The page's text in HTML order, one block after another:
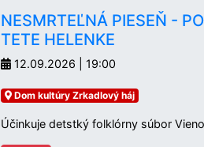
NESMRTEĽNÁ PIESEŇ -
TETE HELENKE
12.09.2026 | 19:00
Dom kultúry Zrkadlový háj
Účinkuje detstký folklórny súbor